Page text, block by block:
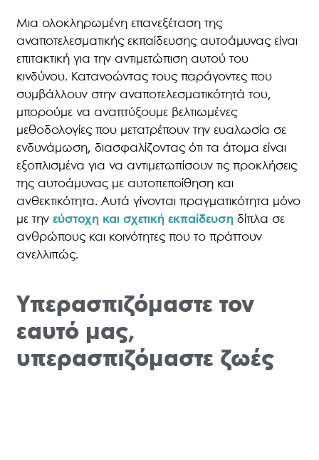
Μια ολοκληρωμένη επανεξέταση της
αναποτελεσματικής εκπαίδευσης αυτοάμυνας είναι
επιτακτική για την αντιμετώπιση αυτού του
κινδύνου. Κατανοώντας τους παράγοντες που
συμβάλλουν στην αναποτελεσματικότητά του,
μπορούμε να αναπτύξουμε βελτιωμένες
μεθοδολογίες που μετατρέπουν την ευαλωσία σε
ενδυνάμωση, διασφαλίζοντας ότι τα άτομα είναι
εξοπλισμένα για να αντιμετωπίσουν τις προκλήσεις
της αυτοάμυνας με αυτοπεποίθηση και
ανθεκτικότητα. Αυτά γίνονται πραγματικότητα μόνο
με τηνεύστοχη και σχετική εκπαίδευση δίπλα σε
ανθρώπους και κοινότητες που το πράττουν
ανελλιπώς.
Υπερασπιζόμαστε τον
εαυτό μας,
υπερασπιζόμαστε ζωές